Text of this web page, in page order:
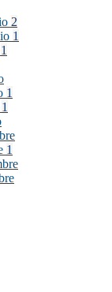
2
1
1
1
1
1